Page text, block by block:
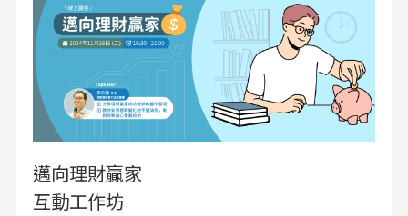
邁向理財贏家
互動工作坊